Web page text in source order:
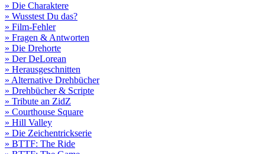
» Die Charaktere
» Wusstest Du das?
» Film-Fehler
» Fragen & Antworten
» Die Drehorte
» Der DeLorean
» Herausgeschnitten
» Alternative Drehbücher
» Drehbücher & Scripte
» Tribute an ZidZ
» Courthouse Square
» Hill Valley
» Die Zeichentrickserie
» BTTF: The Ride